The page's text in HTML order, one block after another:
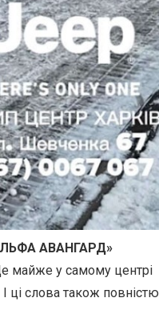
АВАНГАРД»
майже у самому центрі
ці слова також повністю